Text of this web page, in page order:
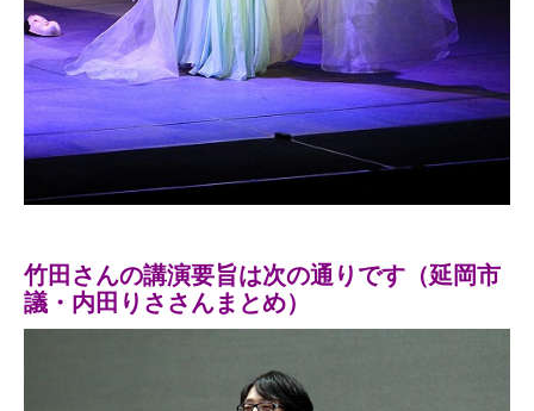
竹田さんの講演要旨は次の通りです（延岡市
議・内田りささんまとめ）